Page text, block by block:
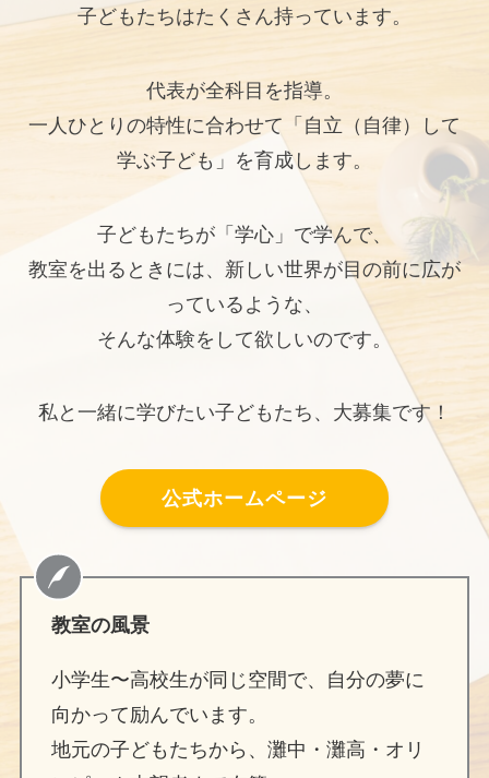
子どもたちはたくさん持っています。
代表が全科目を指導。
一人ひとりの特性に合わせて「自立（自律）して
学ぶ子ども」を育成します。
子どもたちが「学心」で学んで、
教室を出るときには、新しい世界が目の前に広が
っているような、
そんな体験をして欲しいのです。
私と一緒に学びたい子どもたち、大募集です！
公式ホームページ
教室の風景
小学生〜高校生が同じ空間で、自分の夢に
向かって励んでいます。
地元の子どもたちから、灘中・灘高・オリ